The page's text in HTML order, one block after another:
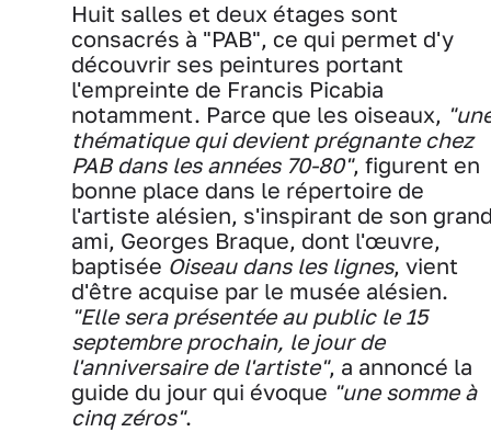
Huit salles et deux étages sont
consacrés à "PAB", ce qui permet d'y
découvrir ses peintures portant
l'empreinte de Francis Picabia
notamment. Parce que les oiseaux,
thématique qui devient prégnante chez
PAB dans les années 70-80", figurent en
bonne place dans le répertoire de
l'artiste alésien, s'inspirant de son
ami, Georges Braque, dont l'œuvre,
baptisée Oiseau dans les lignes, vient
d'être acquise par le musée alésien.
"Elle sera présentée au public le 15
septembre prochain, le jour de
l'anniversaire de l'artiste", a annoncé la
guide du jour qui évoque "une somme à
cinq zéros".